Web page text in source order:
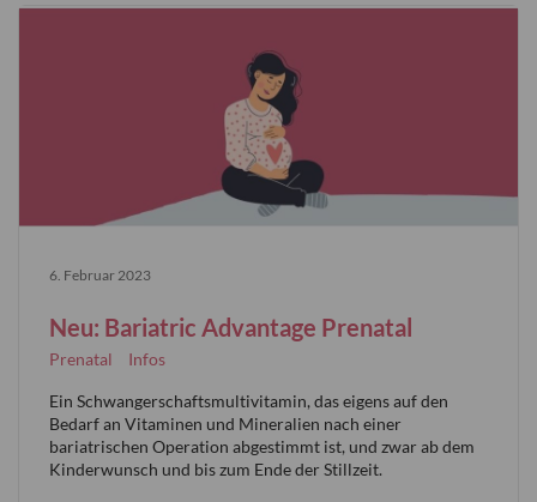
6. Februar 2023
Neu: Bariatric Advantage Prenatal
Prenatal Infos
Ein Schwangerschaftsmultivitamin, das eigens auf den
Bedarf an Vitaminen und Mineralien nach einer
bariatrischen Operation abgestimmt ist, und zwar ab dem
Kinderwunsch und bis zum Ende der Stillzeit.